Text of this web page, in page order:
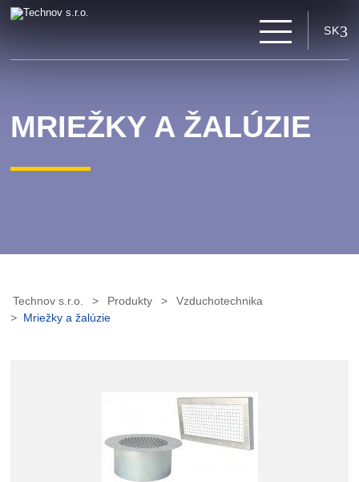
SK
MRIEŽKY A ŽALÚZIE
Technov s.r.o. Produkty
Vzduchotechnika
Mriežky a žalúzie